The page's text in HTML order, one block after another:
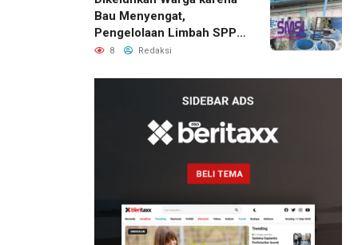
Bau Menyengat,
Pengelolaan Limbah SPPG
Bandung Wonosegoro 2 di
8 Redaksi
19 jam lalu
SMSI Eks
Karesidenan